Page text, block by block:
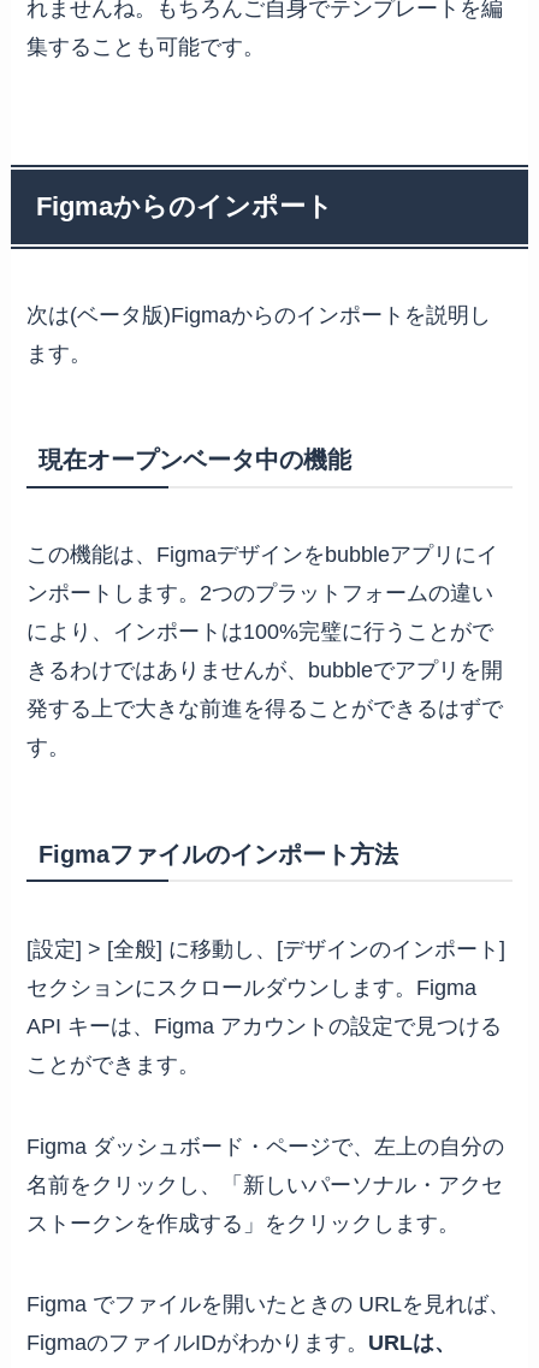
れませんね。もちろんご自身でテンプレートを編
集することも可能です。
Figmaからのインポート
次は(ベータ版)Figmaからのインポートを説明し
ます。
現在オープンベータ中の機能
この機能は、Figmaデザインをbubbleアプリにイ
ンポートします。2つのプラットフォームの違い
により、インポートは100%完璧に行うことがで
きるわけではありませんが、bubbleでアプリを開
発する上で大きな前進を得ることができるはずで
す。
Figmaファイルのインポート方法
[設定] > [全般] に移動し、[デザインのインポート]
セクションにスクロールダウンします。Figma
API キーは、Figma アカウントの設定で見つける
ことができます。
Figma ダッシュボード・ページで、左上の自分の
名前をクリックし、「新しいパーソナル・アクセ
ストークンを作成する」をクリックします。
Figma でファイルを開いたときの URLを見れば、
FigmaのファイルIDがわかります。 URLは、